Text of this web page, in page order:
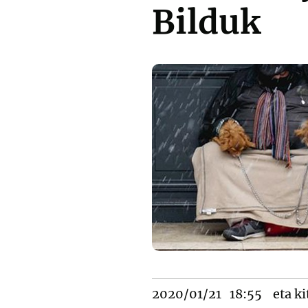
Bilduk
2020/01/21 18:55 eta